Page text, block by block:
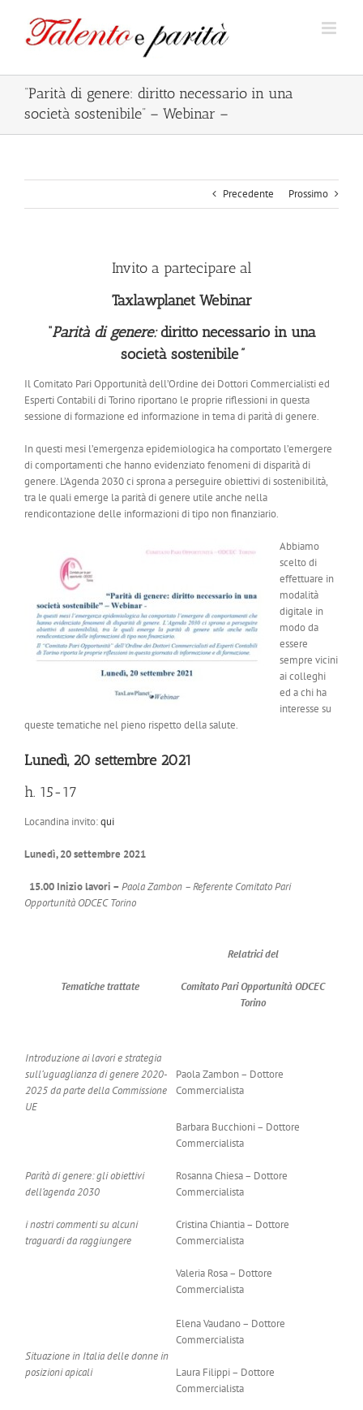
contenuto
“Parità di genere: diritto necessario in una
società sostenibile” – Webinar –
Precedente Prossimo
Invito a partecipare al
Taxlawplanet Webinar
“Parità di genere:diritto necessario in una
società sostenibile”
Il Comitato Pari Opportunità dell’Ordine dei Dottori Commercialisti ed
Esperti Contabili di Torino riportano le proprie riflessioni in questa
sessione di formazione ed informazione in tema di parità di genere.
In questi mesi l’emergenza epidemiologica ha comportato l’emergere
di comportamenti che hanno evidenziato fenomeni di disparità di
genere. L’Agenda 2030 ci sprona a perseguire obiettivi di sostenibilità,
tra le quali emerge la parità di genere utile anche nella
rendicontazione delle informazioni di tipo non finanziario.
Abbiamo
scelto di
effettuare in
modalità
digitale in
modo da
essere
sempre vicini
ai colleghi
ed a chi ha
interesse su
queste tematiche nel pieno rispetto della salute.
Lunedì, 20 settembre 2021
h. 15-17
Locandina invito:qui
Lunedì, 20 settembre 2021
15.00 Inizio lavori – Paola Zambon –Referente Comitato Pari
Opportunità ODCEC Torino
Tematiche trattate
Relatrici del
Comitato Pari Opportunità ODCEC
Torino
Introduzione ai lavori e strategia
sull’uguaglianza di genere 2020-
2025 da parte della Commissione
UE
Paola Zambon – Dottore
Commercialista
Parità di genere: gli obiettivi
dell’agenda 2030
i nostri commenti su alcuni
traguardi da raggiungere
Barbara Bucchioni – Dottore
Commercialista
Rosanna Chiesa – Dottore
Commercialista
Cristina Chiantia – Dottore
Commercialista
Valeria Rosa – Dottore
Commercialista
Situazione in Italia delle donne in
posizioni apicali
Elena Vaudano – Dottore
Commercialista
Laura Filippi – Dottore
Commercialista